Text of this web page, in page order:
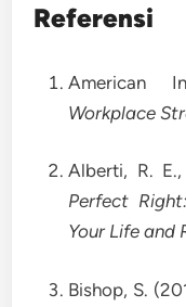
Referensi
American
Workplace
Alberti, R.
Perfect
Your Life and
Bishop, S.